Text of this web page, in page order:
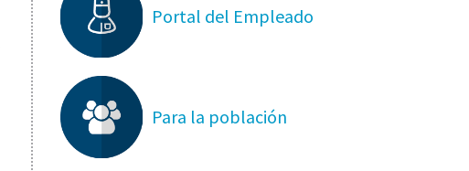
Portal del Empleado
Para la población